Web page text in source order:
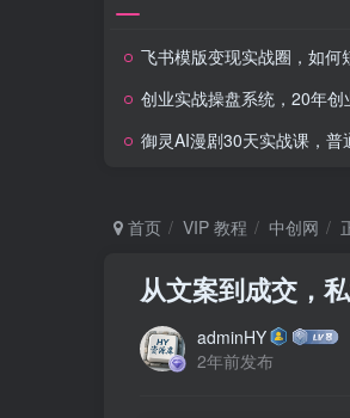
飞书模版变现实战圈，如何短
创业实战操盘系统，20年创业实战总结
御灵AI漫剧30天实战课，普通人从0到1，月
首页 VIP 教程 中创网
从文案到成交，
adminHY
2年前发布